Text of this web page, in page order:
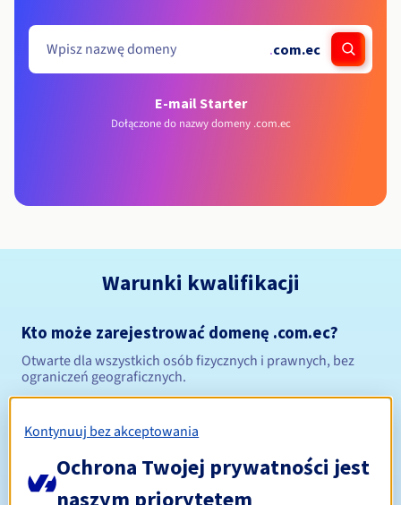
.com.ec
E-mail Starter
Dołączone do nazwy domeny .com.ec
Warunki kwalifikacji
Kto może zarejestrować domenę .com.ec?
Otwarte dla wszystkich osób fizycznych i prawnych, bez
ograniczeń geograficznych.
Okres rejestracji Od 1 do 10 lat
Kontynuuj bez akceptowania
Ochrona Twojej prywatności jest
naszym priorytetem